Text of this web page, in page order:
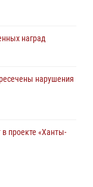
отмечает
наград
нарушения
проекте «Ханты-